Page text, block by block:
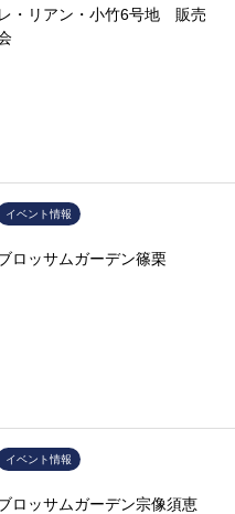
レ・リアン・小竹6号地 販売
イベント情報
ロッサムガーデン篠栗
イベント情報
ロッサムガーデン宗像須恵